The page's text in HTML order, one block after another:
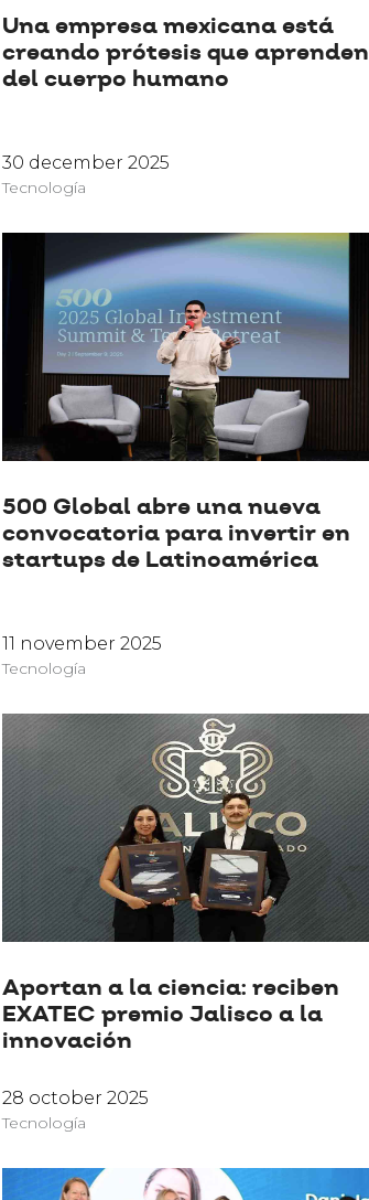
Una empresa mexicana está
creando prótesis que aprenden
del cuerpo humano
30 december 2025
Tecnología
500 Global abre una nueva
convocatoria para invertir en
startups de Latinoamérica
11 november 2025
Tecnología
Aportan a la ciencia: reciben
EXATEC premio Jalisco a la
innovación
28 october 2025
Tecnología